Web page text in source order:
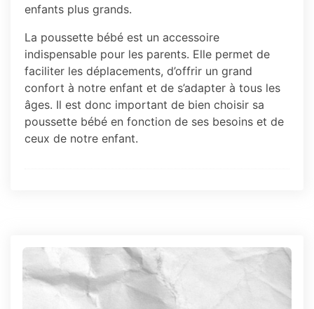
enfants plus grands.
La poussette bébé est un accessoire
indispensable pour les parents. Elle permet de
faciliter les déplacements, d’offrir un grand
confort à notre enfant et de s’adapter à tous les
âges. Il est donc important de bien choisir sa
poussette bébé en fonction de ses besoins et de
ceux de notre enfant.